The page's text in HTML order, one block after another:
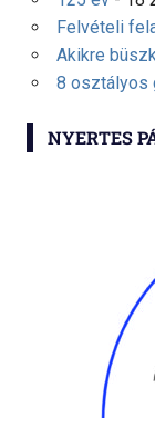
Felvételi
Akikre
8 osztályos
NYERTES